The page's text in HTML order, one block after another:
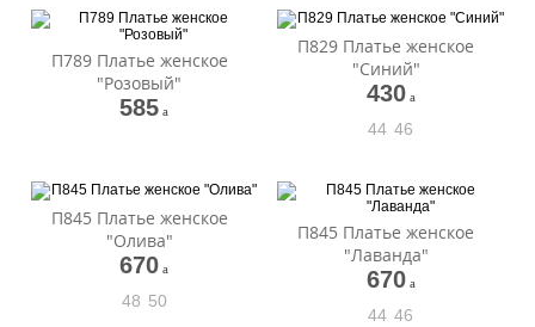
П789 Платье женское
"Розовый"
585 a
П829 Платье женское
"Синий"
430 a
44 46
П845 Платье женское
"Олива"
670 a
48 50
П845 Платье женское
"Лаванда"
670 a
44 46